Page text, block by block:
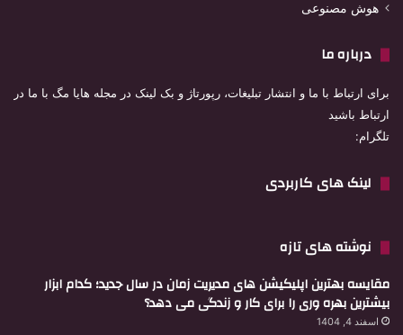
هوش مصنوعی
درباره ما
برای ارتباط با ما و انتشار تبلیغات، رپورتاژ و بک لینک در مجله هایا مگ با ما در
ارتباط باشید
تلگرام:
لینک های کاربردی
نوشته های تازه
مقایسه بهترین اپلیکیشن های مدیریت زمان در سال جدید؛ کدام ابزار
بیشترین بهره وری را برای کار و زندگی می دهد؟
اسفند 4, 1404